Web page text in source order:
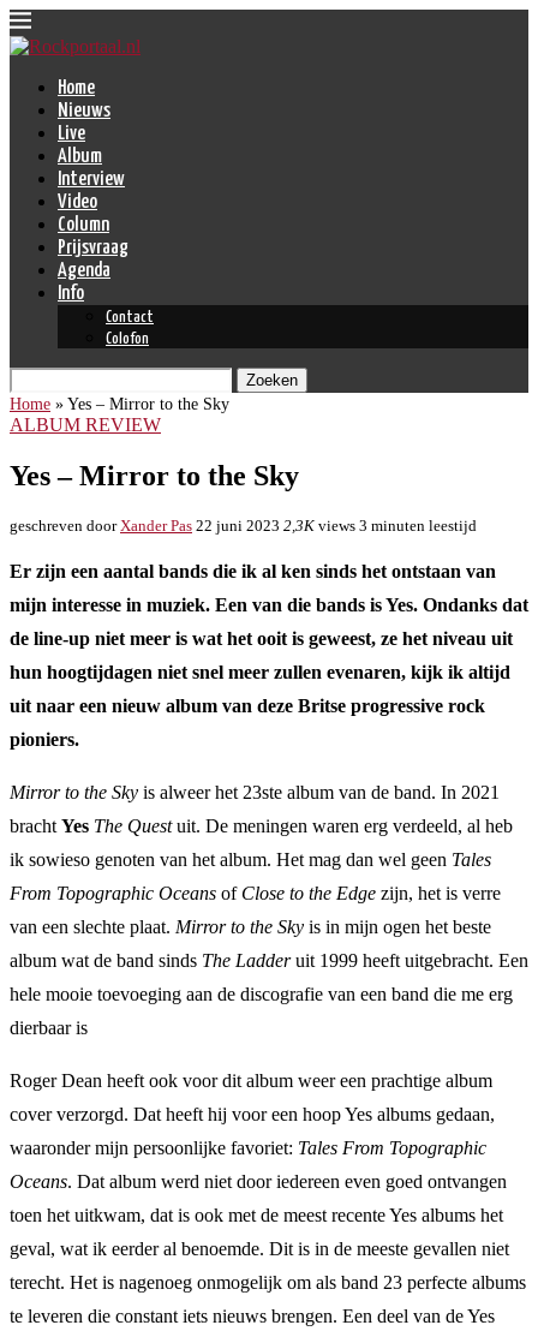
Home
Nieuws
Live
Album
Interview
Video
Column
Prijsvraag
Agenda
Info
Contact
Colofon
Zoeken
Home » Yes – Mirror to the Sky
ALBUM REVIEW
Yes – Mirror to the Sky
geschreven doorXander Pas 22 juni 2023 2,3K views 3 minuten leestijd
Er zijn een aantal bands die ik al ken sinds het ontstaan van
mijn interesse in muziek. Een van die bands is Yes. Ondanks dat
de line-up niet meer is wat het ooit is geweest, ze het niveau uit
hun hoogtijdagen niet snel meer zullen evenaren, kijk ik altijd
uit naar een nieuw album van deze Britse progressive rock
pioniers.
Mirror to the Sky is alweer het 23ste album van de band. In 2021
bracht Yes The Questuit. De meningen waren erg verdeeld, al heb
ik sowieso genoten van het album. Het mag dan wel geen Tales
From Topographic Oceans of Close to the Edge zijn, het is verre
van een slechte plaat. Mirror to the Sky is in mijn ogen het beste
album wat de band sinds The Ladderuit 1999 heeft uitgebracht. Een
hele mooie toevoeging aan de discografie van een band die me erg
dierbaar is
Roger Dean heeft ook voor dit album weer een prachtige album
cover verzorgd. Dat heeft hij voor een hoop Yes albums gedaan,
waaronder mijn persoonlijke favoriet: Tales From Topographic
Oceans. Dat album werd niet door iedereen even goed ontvangen
toen het uitkwam, dat is ook met de meest recente Yes albums het
geval, wat ik eerder al benoemde. Dit is in de meeste gevallen niet
terecht. Het is nagenoeg onmogelijk om als band 23 perfecte albums
te leveren die constant iets nieuws brengen. Een deel van de Yes